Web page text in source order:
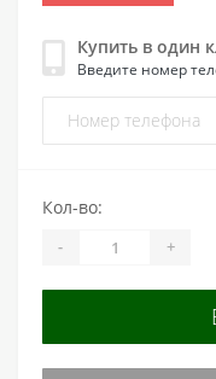
Купить в один
Введите номер
Кол-во:
- +